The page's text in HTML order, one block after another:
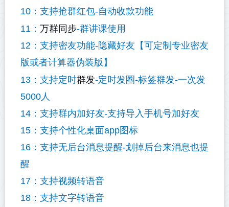
10：支持抢群红包-自动收款功能
11： 万群同步-群讲课使用
12：支持密友功能-隐藏好友【可定制专业密友
版或者计算器伪装版】
13：支持定时群发-定时发圈-标签群发-一次发
5000人
14：支持群内加好友-支持导入手机号加好友
15：支持个性化桌面app图标
16：支持无后台消息提醒-划掉后台来消息也提
醒
17：支持视频转语音
18：支持文字转语音